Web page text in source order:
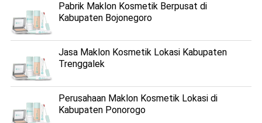
Pabrik Maklon Kosmetik Berpusat di
Kabupaten Bojonegoro
Jasa Maklon Kosmetik Lokasi Kabupaten
Trenggalek
Perusahaan Maklon Kosmetik Lokasi di
Kabupaten Ponorogo